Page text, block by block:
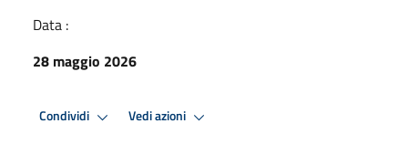
Data :
28 maggio 2026
Condividi Vedi azioni